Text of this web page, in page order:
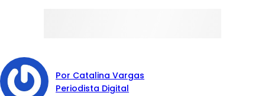
Por Catalina Vargas
Periodista Digital